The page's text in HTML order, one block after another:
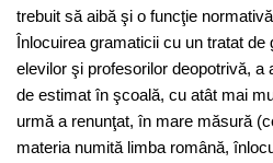
trebuit să aibă şi o funcţie
Înlocuirea gramaticii cu un tratat
elevilor şi profesorilor deopotrivă, a
de estimat în şcoală, cu atât mai
urmă a renunţat, în mare măsură
materia numită limba română,